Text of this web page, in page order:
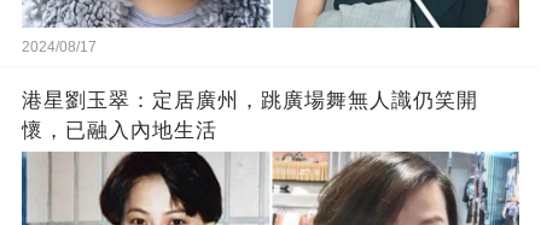
2024/08/17
港星劉玉翠：定居廣州，跳廣場舞無人識仍笑開
懷，已融入內地生活